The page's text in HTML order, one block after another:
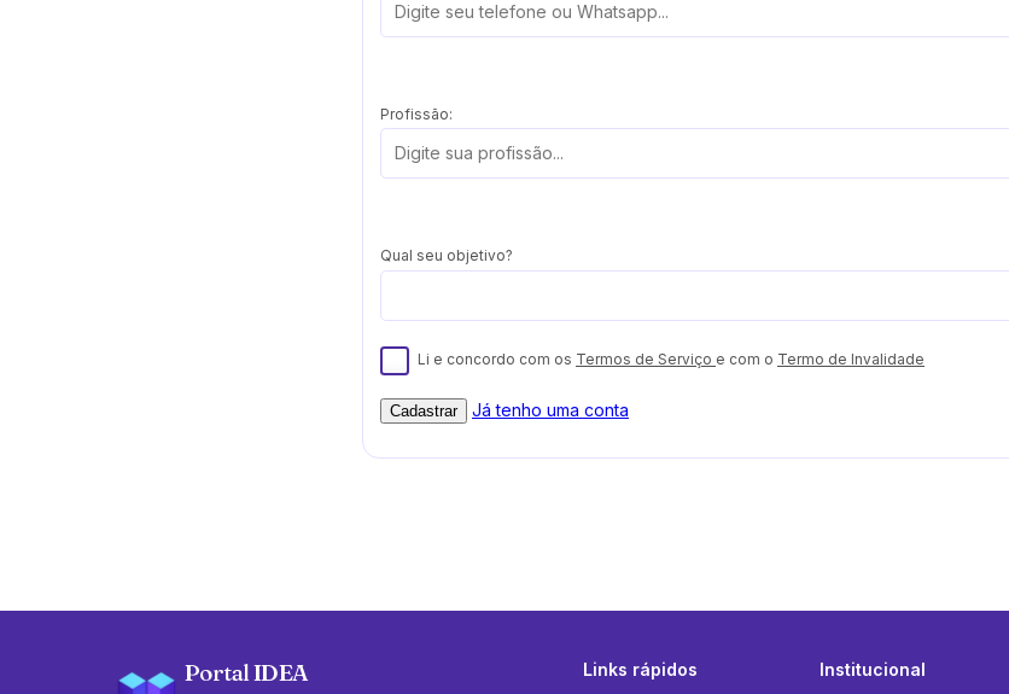
Profissão:
Qual seu objetivo?
Li e concordo com os Termos de Serviço e com o Termo de Invalidade
Cadastrar Já tenho uma conta
Portal IDEA Links rápidos Institucional